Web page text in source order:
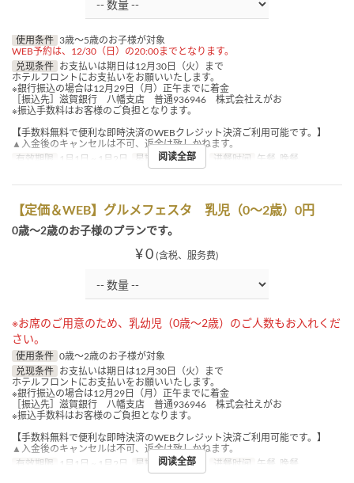
使用条件 3歳～5歳のお子様が対象
WEB予約は、12/30（日）の20:00までとなります。
兑现条件 お支払いは期日は12月30日（火）まで
ホテルフロントにお支払いをお願いいたします。
※銀行振込の場合は12月29日（月）正午までに着金
［振込先］滋賀銀行 八幡支店 普通936946 株式会社えがお
※振込手数料はお客様のご負担となります。
【手数料無料で便利な即時決済のWEBクレジット決済ご利用可能です。】
▲入金後のキャンセルは不可、返金は致しかねます。
有效期限
1月1日 ~ 1月2日 星期 四, 五, 假日 进餐时间 午餐, 晚餐
阅读全部
【定価＆WEB】グルメフェスタ 乳児（0～2歳）0円
0歳～2歳のお子様のプランです。
¥ 0 (含税、服务费)
※お席のご用意のため、乳幼児（0歳～2歳）のご人数もお入れくだ
さい。
使用条件 0歳～2歳のお子様が対象
兑现条件 お支払いは期日は12月30日（火）まで
ホテルフロントにお支払いをお願いいたします。
※銀行振込の場合は12月29日（月）正午までに着金
［振込先］滋賀銀行 八幡支店 普通936946 株式会社えがお
※振込手数料はお客様のご負担となります。
【手数料無料で便利な即時決済のWEBクレジット決済ご利用可能です。】
▲入金後のキャンセルは不可、返金は致しかねます。
有效期限
1月1日 ~ 1月2日 星期 四, 五, 假日 进餐时间 午餐, 晚餐
阅读全部